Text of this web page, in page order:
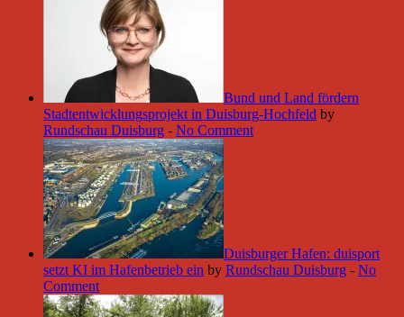
Bund und Land fördern
Stadtentwicklungsprojekt in Duisburg-Hochfeld by
Rundschau Duisburg - No Comment
Duisburger Hafen: duisport
setzt KI im Hafenbetrieb ein by Rundschau Duisburg - No
Comment